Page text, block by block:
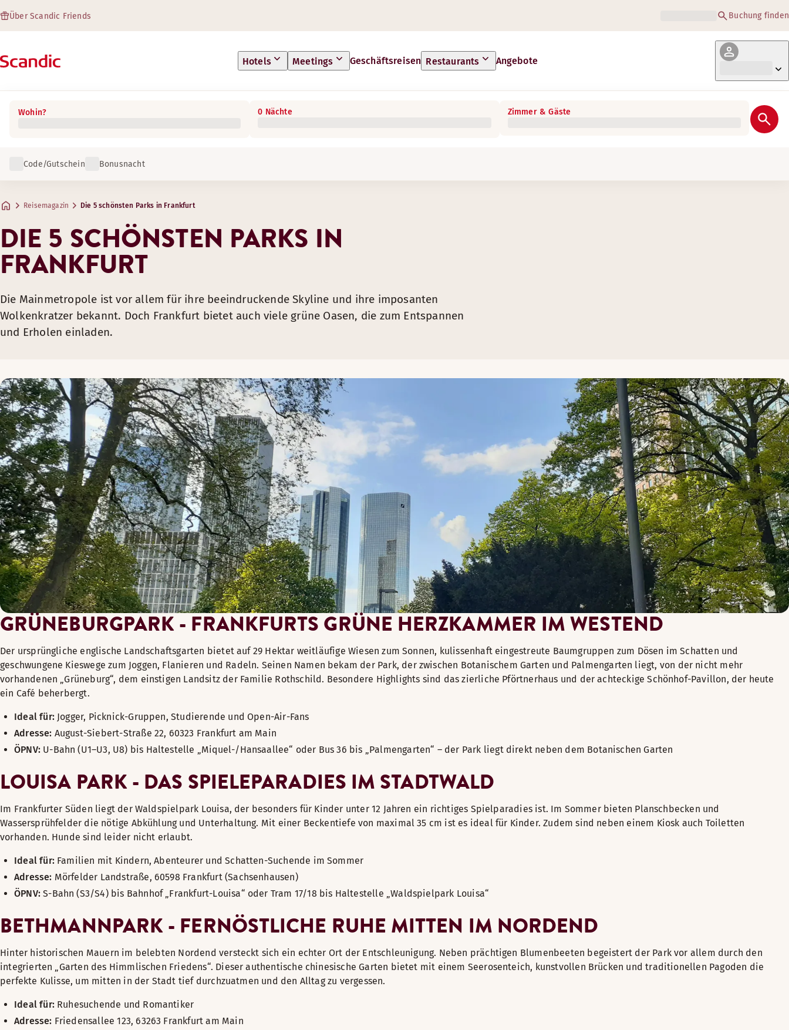
Über Scandic Friends Buchung finden
Hotels Meetings Geschäftsreisen Restaurants Angebote
Wohin? 0 Nächte Zimmer & Gäste
Code/Gutschein Bonusnacht
Reisemagazin Die 5 schönsten Parks in Frankfurt
DIE 5 SCHÖNSTEN PARKS IN
FRANKFURT
Die Mainmetropole ist vor allem für ihre beeindruckende Skyline und ihre imposanten
Wolkenkratzer bekannt. Doch Frankfurt bietet auch viele grüne Oasen, die zum Entspannen
und Erholen einladen.
GRÜNEBURGPARK - FRANKFURTS GRÜNE HERZKAMMER IM WESTEND
Der ursprüngliche englische Landschaftsgarten bietet auf 29 Hektar weitläufige Wiesen zum Sonnen, kulissenhaft eingestreute Baumgruppen zum Dösen im Schatten und
geschwungene Kieswege zum Joggen, Flanieren und Radeln. Seinen Namen bekam der Park, der zwischen Botanischem Garten und Palmengarten liegt, von der nicht mehr
vorhandenen „Grüneburg“, dem einstigen Landsitz der Familie Rothschild. Besondere Highlights sind das zierliche Pförtnerhaus und der achteckige Schönhof-Pavillon, der heute
ein Café beherbergt.
Ideal für: Jogger, Picknick-Gruppen, Studierende und Open-Air-Fans
Adresse: August-Siebert-Straße 22, 60323 Frankfurt am Main
ÖPNV: U-Bahn (U1–U3, U8) bis Haltestelle „Miquel-/Hansaallee“ oder Bus 36 bis „Palmengarten“ – der Park liegt direkt neben dem Botanischen Garten
LOUISA PARK - DAS SPIELEPARADIES IM STADTWALD
Im Frankfurter Süden liegt der Waldspielpark Louisa, der besonders für Kinder unter 12 Jahren ein richtiges Spielparadies ist. Im Sommer bieten Planschbecken und
Wassersprühfelder die nötige Abkühlung und Unterhaltung. Mit einer Beckentiefe von maximal 35 cm ist es ideal für Kinder. Zudem sind neben einem Kiosk auch Toiletten
vorhanden. Hunde sind leider nicht erlaubt.
Ideal für: Familien mit Kindern, Abenteurer und Schatten-Suchende im Sommer
Adresse: Mörfelder Landstraße, 60598 Frankfurt (Sachsenhausen)
ÖPNV:S-Bahn (S3/S4) bis Bahnhof „Frankfurt-Louisa“ oder Tram 17/18 bis Haltestelle „Waldspielpark Louisa“
BETHMANNPARK - FERNÖSTLICHE RUHE MITTEN IM NORDEND
Hinter historischen Mauern im belebten Nordend versteckt sich ein echter Ort der Entschleunigung. Neben prächtigen Blumenbeeten begeistert der Park vor allem durch den
integrierten „Garten des Himmlischen Friedens“. Dieser authentische chinesische Garten bietet mit einem Seerosenteich, kunstvollen Brücken und traditionellen Pagoden die
perfekte Kulisse, um mitten in der Stadt tief durchzuatmen und den Alltag zu vergessen.
Ideal für: Ruhesuchende und Romantiker
Adresse: Friedensallee 123, 63263 Frankfurt am Main